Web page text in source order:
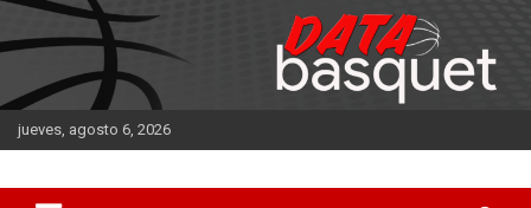
Saltar
al
contenido
jueves, agosto 6, 2026
DATA Basquet